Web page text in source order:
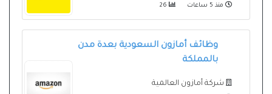
منذ 5 ساعات
وظائف أمازون السعودية بعدة مدن
بالمملكة
شركة أمازون العالمية